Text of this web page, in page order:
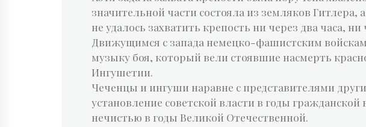
значительной части состояла из земляков
не удалось захватить крепость ни через два часа,
Движущимся с запада немецко-фашистским
музыку боя, который вели стоявшие насмерть
Ингушетии.
Чеченцы и ингуши наравне с представителями
установление советской власти в годы
нечистью в годы Великой Отечественной.